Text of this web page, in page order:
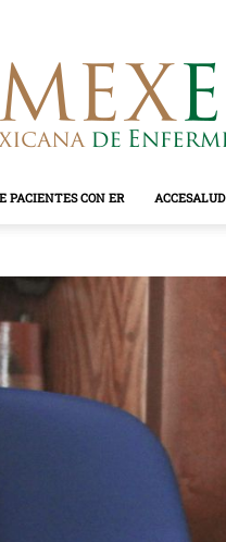
PACIENTES CON ER ACCESALUD